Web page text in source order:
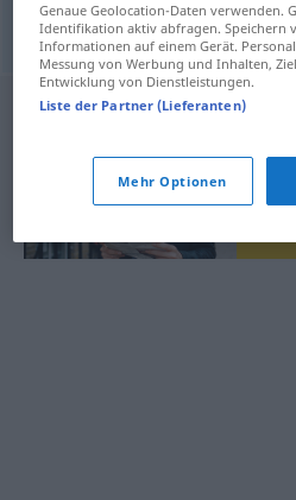
Beratungsausschuss POL
Genaue Geolocation-Daten verwenden.
Identifikation aktiv abfragen.
Informationen auf einem Gerät.
Messung von Werbung und Inhalten,
Entwicklung von Dienstleistungen.
Liste der Partner (Lieferanten)
Mehr Optionen